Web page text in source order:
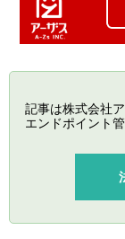
記事は株式会社
エンドポイント